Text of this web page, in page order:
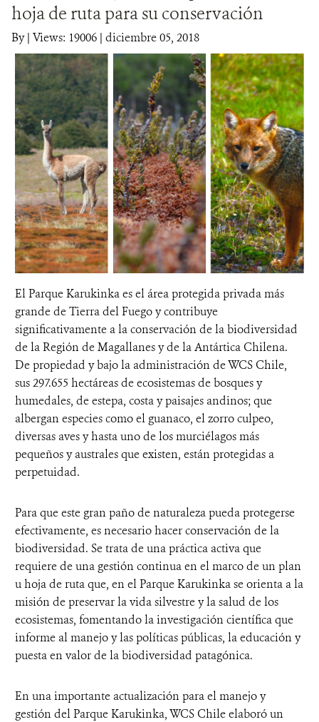
DONA
hoja de ruta para su conservación
By| Views: 19006 | diciembre 05, 2018
El Parque Karukinka es el área protegida privada más
grande de Tierra del Fuego y contribuye
significativamente a la conservación de la biodiversidad
de la Región de Magallanes y de la Antártica Chilena.
De propiedad y bajo la administración de WCS Chile,
sus 297.655 hectáreas de ecosistemas de bosques y
humedales, de estepa, costa y paisajes andinos; que
albergan especies como el guanaco, el zorro culpeo,
diversas aves y hasta uno de los murciélagos más
pequeños y australes que existen, están protegidas a
perpetuidad.
Para que este gran paño de naturaleza pueda protegerse
efectivamente, es necesario hacer conservación de la
biodiversidad. Se trata de una práctica activa que
requiere de una gestión continua en el marco de un plan
u hoja de ruta que, en el Parque Karukinka se orienta a la
misión de preservar la vida silvestre y la salud de los
ecosistemas, fomentando la investigación científica que
informe al manejo y las políticas públicas, la educación y
puesta en valor de la biodiversidad patagónica.
En una importante actualización para el manejo y
gestión del Parque Karukinka, WCS Chile elaboró un